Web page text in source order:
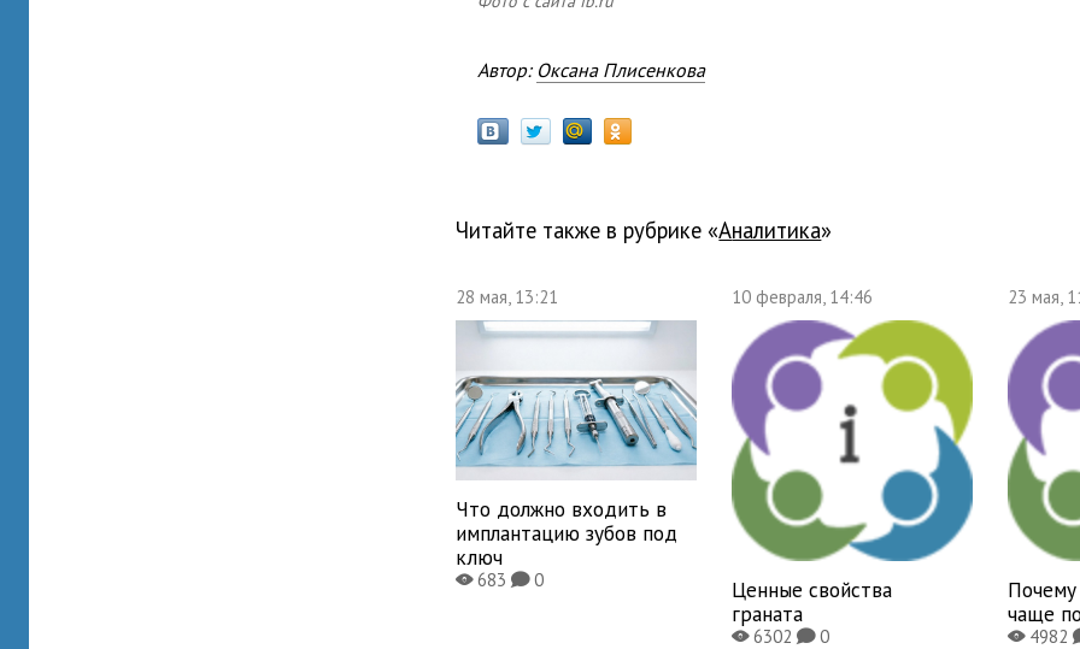
Автор: Оксана Плисенкова
Читайте также в рубрике « Аналитика»
28 мая, 13:21
Что должно входить в
имплантацию зубов под
ключ
X683K0
10 февраля, 14:46
Ценные свойства
граната
X6302K0
23 мая,
Почему
чаще
X4982